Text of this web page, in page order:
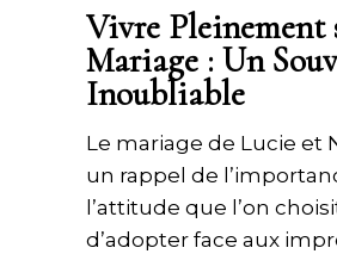
Vivre Pleinement
Mariage : Un
Inoubliable
Le mariage de Lucie et
un rappel de
l’attitude que l’on
d’adopter face aux